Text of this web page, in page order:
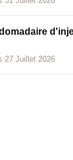
27 Juillet 2026